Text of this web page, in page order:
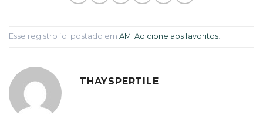
Esse registro foi postado em AM Adicione aos favoritos
THAYSPERTILE